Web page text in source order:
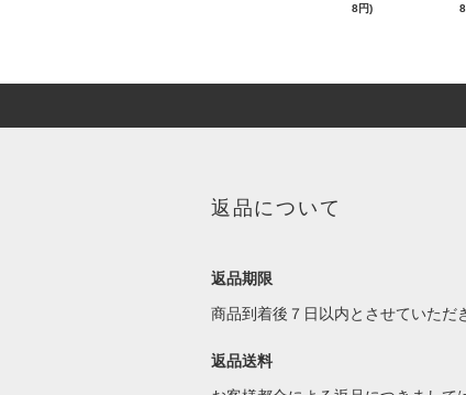
8円)
返品について
返品期限
商品到着後７日以内とさせていただ
返品送料